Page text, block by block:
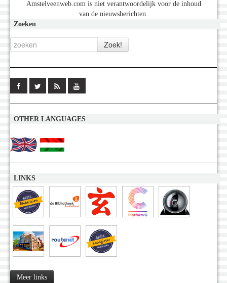
Amstelveenweb.com is niet verantwoordelijk voor de inhoud
van de nieuwsberichten.
Zoeken
OTHER LANGUAGES
LINKS
Meer links